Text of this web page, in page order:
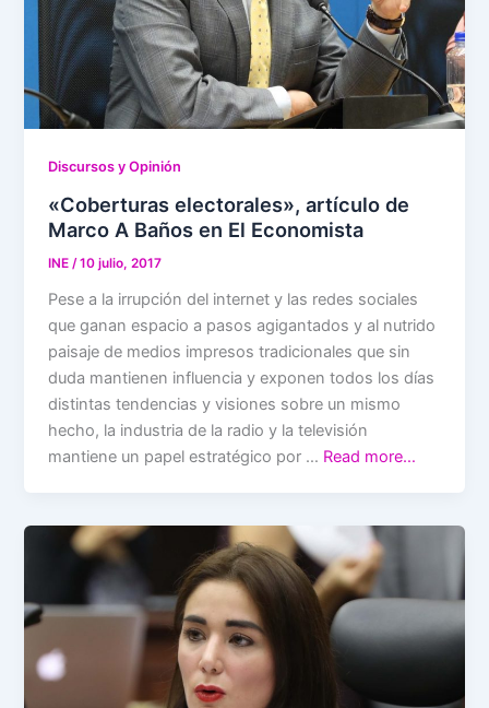
Discursos y Opinión
«Coberturas electorales», artículo de
Marco A Baños en El Economista
INE /10 julio, 2017
Pese a la irrupción del internet y las redes sociales
que ganan espacio a pasos agigantados y al nutrido
paisaje de medios impresos tradicionales que sin
duda mantienen influencia y exponen todos los días
distintas tendencias y visiones sobre un mismo
hecho, la industria de la radio y la televisión
mantiene un papel estratégico por … Read more…